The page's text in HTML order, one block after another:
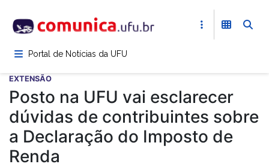
para
conteúdoPortal de Notícias da UFU
EXTENSÃO
Posto na UFU vai esclarecer
dúvidas de contribuintes sobre
a Declaração do Imposto de
Renda